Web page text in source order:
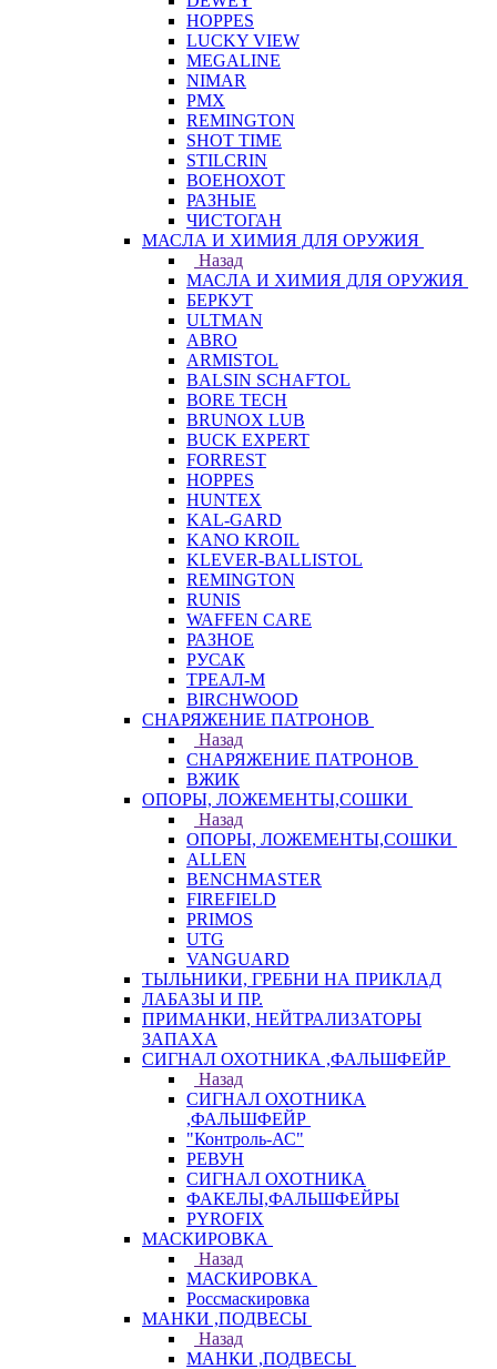
HOPPES
LUCKY VIEW
MEGALINE
NIMAR
PMX
REMINGTON
SHOT TIME
STILCRIN
ВОЕНОХОТ
РАЗНЫЕ
ЧИСТОГАН
МАСЛА И ХИМИЯ ДЛЯ ОРУЖИЯ
Назад
МАСЛА И ХИМИЯ ДЛЯ ОРУЖИЯ
БЕРКУТ
ULTMAN
ABRO
ARMISTOL
BALSIN SCHAFTOL
BORE TECH
BRUNOX LUB
BUCK EXPERT
FORREST
HOPPES
HUNTEX
KAL-GARD
KANO KROIL
KLEVER-BALLISTOL
REMINGTON
RUNIS
WAFFEN CARE
РАЗНОЕ
РУСАК
ТРЕАЛ-М
BIRCHWOOD
СНАРЯЖЕНИЕ ПАТРОНОВ
Назад
СНАРЯЖЕНИЕ ПАТРОНОВ
ВЖИК
ОПОРЫ, ЛОЖЕМЕНТЫ,СОШКИ
Назад
ОПОРЫ, ЛОЖЕМЕНТЫ,СОШКИ
ALLEN
BENCHMASTER
FIREFIELD
PRIMOS
UTG
VANGUARD
ТЫЛЬНИКИ, ГРЕБНИ НА ПРИКЛАД
ЛАБАЗЫ И ПР.
ПРИМАНКИ, НЕЙТРАЛИЗАТОРЫ
ЗАПАХА
СИГНАЛ ОХОТНИКА ,ФАЛЬШФЕЙР
Назад
СИГНАЛ ОХОТНИКА
,ФАЛЬШФЕЙР
"Контроль-АС"
РЕВУН
СИГНАЛ ОХОТНИКА
ФАКЕЛЫ,ФАЛЬШФЕЙРЫ
PYROFIX
МАСКИРОВКА
Назад
МАСКИРОВКА
Россмаскировка
МАНКИ ,ПОДВЕСЫ
Назад
МАНКИ ,ПОДВЕСЫ